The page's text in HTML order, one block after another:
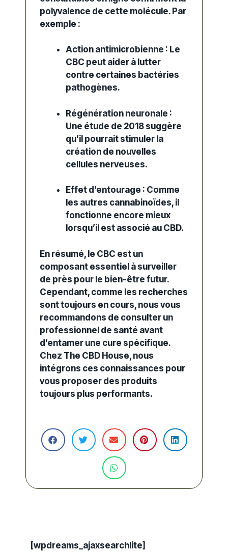
polyvalence de cette molécule. Par
exemple :
Action antimicrobienne : Le
CBC peut aider à lutter
contre certaines bactéries
pathogènes.
Régénération neuronale :
Une étude de 2018 suggère
qu’il pourrait stimuler la
création de nouvelles
cellules nerveuses.
Effet d’entourage : Comme
les autres cannabinoïdes, il
fonctionne encore mieux
lorsqu’il est associé au CBD.
En résumé, le CBC est un
composant essentiel à surveiller
de près pour le bien-être futur.
Cependant, comme les recherches
sont toujours en cours, nous vous
recommandons de consulter un
professionnel de santé avant
d’entamer une cure spécifique.
Chez The CBD House, nous
intégrons ces connaissances pour
vous proposer des produits
toujours plus performants.
[wpdreams_ajaxsearchlite]